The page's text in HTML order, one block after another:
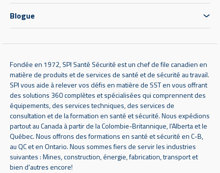
Blogue
Fondée en 1972, SPI Santé Sécurité est un chef de file canadien en
matière de produits et de services de santé et de sécurité au travail.
SPI vous aide à relever vos défis en matière de SST en vous offrant
des solutions 360 complètes et spécialisées qui comprennent des
équipements, des services techniques, des services de
consultation et de la formation en santé et sécurité. Nous expédions
partout au Canada à partir de la Colombie-Britannique, l’Alberta et le
Québec. Nous offrons des formations en santé et sécurité en C-B,
au QC et en Ontario. Nous sommes fiers de servir les industries
suivantes : Mines, construction, énergie, fabrication, transport et
bien d'autres encore!